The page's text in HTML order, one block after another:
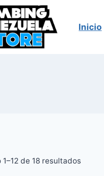
Inicio
de 18 resultadosSorted